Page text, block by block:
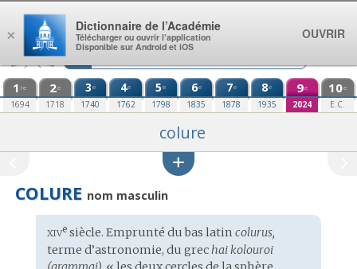
Aller au contenu
1 re
1694
2e
1718
3e
1740
4e
1762
5e
1798
6e
1835
7e
1878
8e
1935
9e
2024
10e
E.C.
colure
COLURE nom masculin
Étymologie
:
xivesiècle. Emprunté dubas latin colurus,
terme d’astronomie, du grechai kolouroi
×
Dictionnaire de l’Académie
Télécharger ou ouvrir l’application
Disponible sur Android et iOS
OUVRIR